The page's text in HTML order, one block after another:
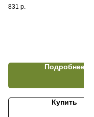
831 р.
Подробнее
Купить